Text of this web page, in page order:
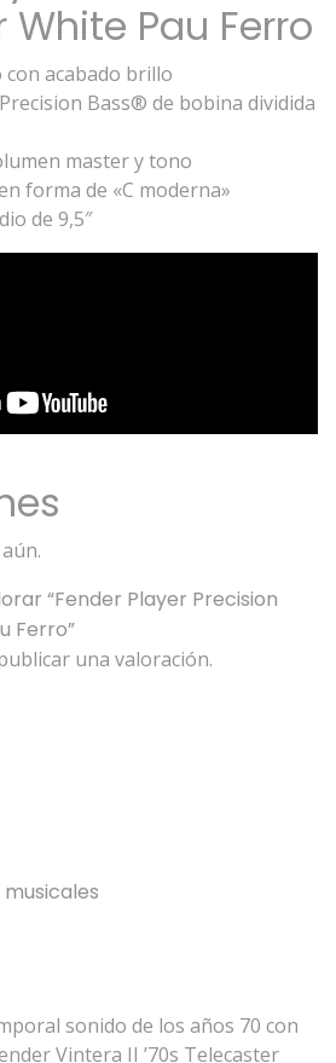
White Pau Ferro
con acabado brillo
Bass® de bobina dividida
master y tono
forma de «C moderna»
de 9,5″
“Fender Player Precision
Ferro”
una valoración.
sonido de los años 70 con
Vintera II ’70s Telecaster